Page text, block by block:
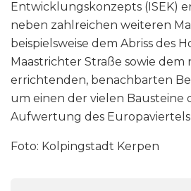
Entwicklungskonzepts (ISEK)
neben zahlreichen weiteren
beispielsweise dem Abriss des
Maastrichter Straße sowie dem
errichtenden, benachbarten
um einen der vielen Bausteine
Aufwertung des Europaviertels
Foto: Kolpingstadt Kerpen